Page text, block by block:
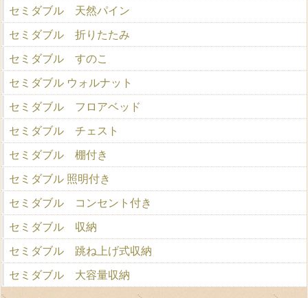
セミダブル 天然パイン
セミダブル 折りたたみ
セミダブル すのこ
セミダブル ウォルナット
セミダブル フロアベッド
セミダブル チェスト
セミダブル 棚付き
セミダブル 照明付き
セミダブル コンセント付き
セミダブル 収納
セミダブル 跳ね上げ式収納
セミダブル 大容量収納